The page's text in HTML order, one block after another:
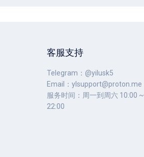
客服支持
Telegram：@yilusk5
Email： ylsupport@proton.me
服务时间：周一到周六 10:00 ~
22:00